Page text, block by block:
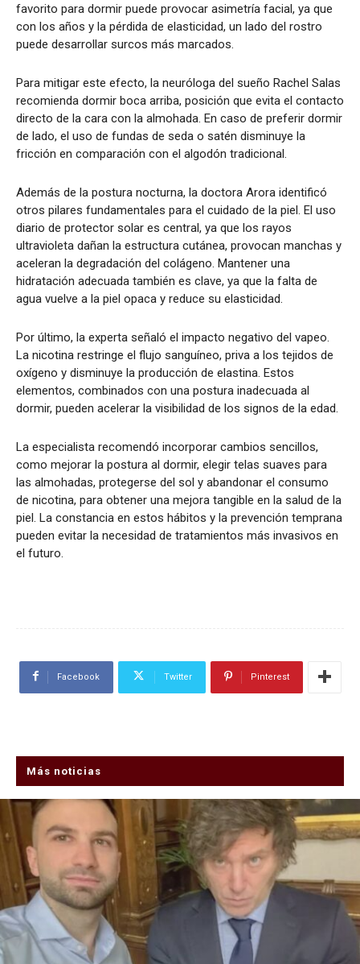
favorito para dormir puede provocar asimetría facial, ya que
con los años y la pérdida de elasticidad, un lado del rostro
puede desarrollar surcos más marcados.
Para mitigar este efecto, la neuróloga del sueño Rachel Salas
recomienda dormir boca arriba, posición que evita el contacto
directo de la cara con la almohada. En caso de preferir dormir
de lado, el uso de fundas de seda o satén disminuye la
fricción en comparación con el algodón tradicional.
Además de la postura nocturna, la doctora Arora identificó
otros pilares fundamentales para el cuidado de la piel. El uso
diario de protector solar es central, ya que los rayos
ultravioleta dañan la estructura cutánea, provocan manchas y
aceleran la degradación del colágeno. Mantener una
hidratación adecuada también es clave, ya que la falta de
agua vuelve a la piel opaca y reduce su elasticidad.
Por último, la experta señaló el impacto negativo del vapeo.
La nicotina restringe el flujo sanguíneo, priva a los tejidos de
oxígeno y disminuye la producción de elastina. Estos
elementos, combinados con una postura inadecuada al
dormir, pueden acelerar la visibilidad de los signos de la edad.
La especialista recomendó incorporar cambios sencillos,
como mejorar la postura al dormir, elegir telas suaves para
las almohadas, protegerse del sol y abandonar el consumo
de nicotina, para obtener una mejora tangible en la salud de la
piel. La constancia en estos hábitos y la prevención temprana
pueden evitar la necesidad de tratamientos más invasivos en
el futuro.
Facebook Twitter Pinterest
Más noticias